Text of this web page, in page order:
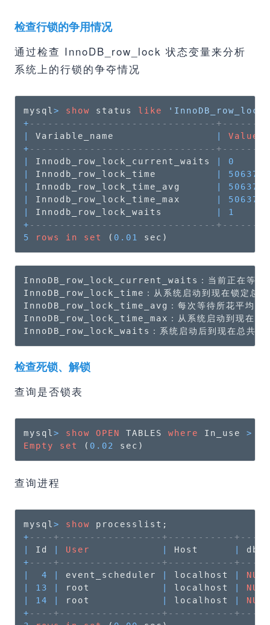
检查行锁的争用情况
通过检查 InnoDB_row_lock 状态变量来分析
系统上的行锁的争夺情况
mysql > show status like
+ -------------------------------+-------+
Variable_name Value
+ -------------------------------+-------+
Innodb_row_lock_current_waits 0
Innodb_row_lock_time 50637
Innodb_row_lock_time_avg 50637
Innodb_row_lock_time_max 50637
Innodb_row_lock_waits 1
+ -------------------------------+-------+
5
rows in set ( 0.01 sec)
InnoDB_row_lock_current_waits：当前正在等待
InnoDB_row_lock_time：从系统启动到现在锁定总时
InnoDB_row_lock_time_avg：每次等待所花平均时
InnoDB_row_lock_time_max：从系统启动到现在等
InnoDB_row_lock_waits：系统启动后到现在总共等
检查死锁、解锁
查询是否锁表
mysql > show OPEN TABLES where In_use >
Empty
set ( 0.02 sec)
查询进程
mysql > show
+ ----+-----------------+-----------
Id User Host
+ ----+-----------------+-----------
4 event_scheduler localhost
NULL
13 root localhost
NULL
14 root localhost
NULL
+ ----+-----------------+-----------